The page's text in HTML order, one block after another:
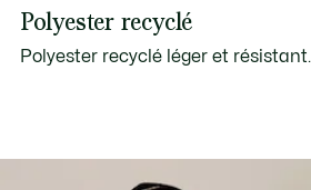
Polyester recyclé
Polyester recyclé léger et résistant.